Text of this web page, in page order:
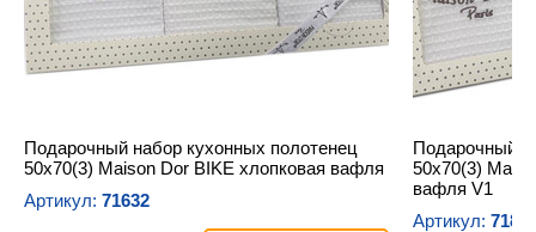
Подарочный набор кухонных полотенец
50х70(3) Maison Dor BIKE хлопковая вафля
Артикул: 71632
Подарочный
50х70(3)
вафля V1
Артикул: